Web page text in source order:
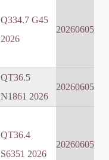
Q334.7 G45
2026
20260605
QT36.5
N1861 2026
20260605
QT36.4
S6351 2026
20260605